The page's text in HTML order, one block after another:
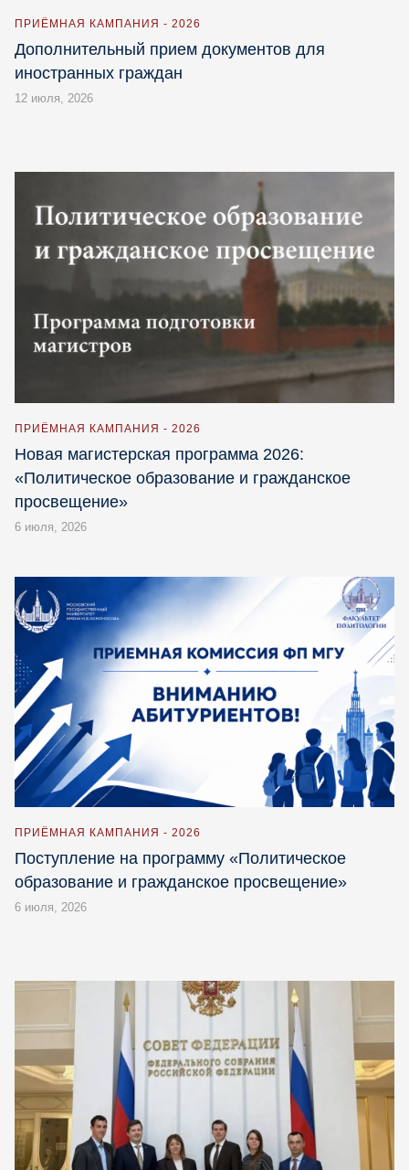
ПРИЁМНАЯ КАМПАНИЯ - 2026
Дополнительный прием документов для
иностранных граждан
12 июля, 2026
ПРИЁМНАЯ КАМПАНИЯ - 2026
Новая магистерская программа 2026:
«Политическое образование и гражданское
просвещение»
6 июля, 2026
ПРИЁМНАЯ КАМПАНИЯ - 2026
Поступление на программу «Политическое
образование и гражданское просвещение»
6 июля, 2026